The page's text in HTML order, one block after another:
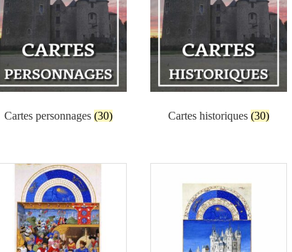
Cartes personnages (30) Cartes historiques (30)